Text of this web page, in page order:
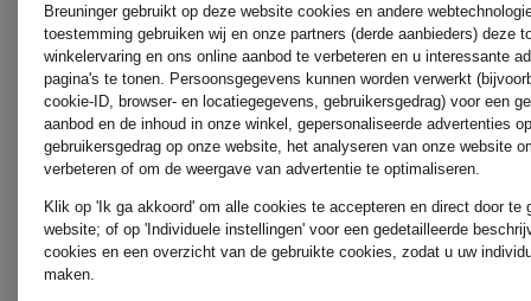
MARC
AUREL
MARC
SoSUE
Max
Breuninger gebruikt op deze website cookies en andere
toestemming gebruiken wij en onze partners (derde aanbieders) deze
winkelervaring en ons online aanbod te verbeteren en u interessante
pagina's te tonen. Persoonsgegevens kunnen worden verwerkt
cookie-ID, browser- en locatiegegevens, gebruikersgedrag) voor een
aanbod en de inhoud in onze winkel, gepersonaliseerde advertenties
gebruikersgedrag op onze website, het analyseren van onze website
verbeteren of om de weergave van advertentie te optimaliseren.
Klik op 'Ik ga akkoord' om alle cookies te accepteren en direct door te
website; of op 'Individuele instellingen' voor een gedetailleerde
cookies en een overzicht van de gebruikte cookies, zodat u uw
maken.